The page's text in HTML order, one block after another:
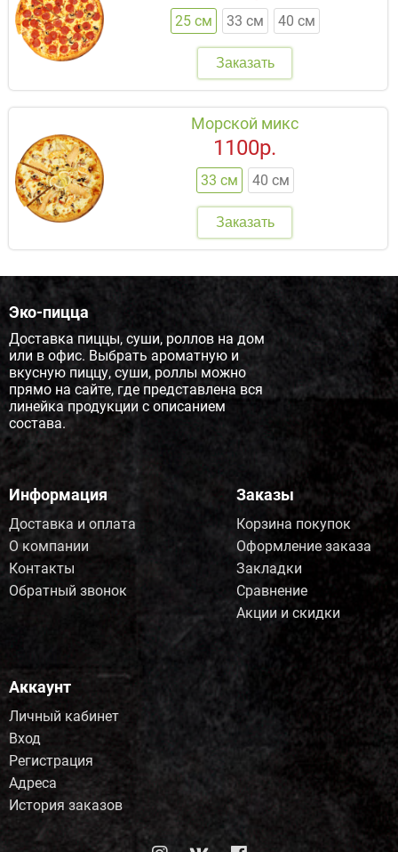
25 см 33 см 40 см
Заказать
Морской микс
33 см 40 см
1100р.
Заказать
Эко-пицца
Доставка пиццы, суши, роллов на дом
или в офис. Выбрать ароматную и
вкусную пиццу, суши, роллы можно
прямо на сайте, где представлена вся
линейка продукции с описанием
состава.
Информация
Доставка и оплата
О компании
Контакты
Обратный звонок
Заказы
Корзина покупок
Оформление заказа
Закладки
Сравнение
Акции и скидки
Аккаунт
Личный кабинет
Вход
Регистрация
Адреса
История заказов